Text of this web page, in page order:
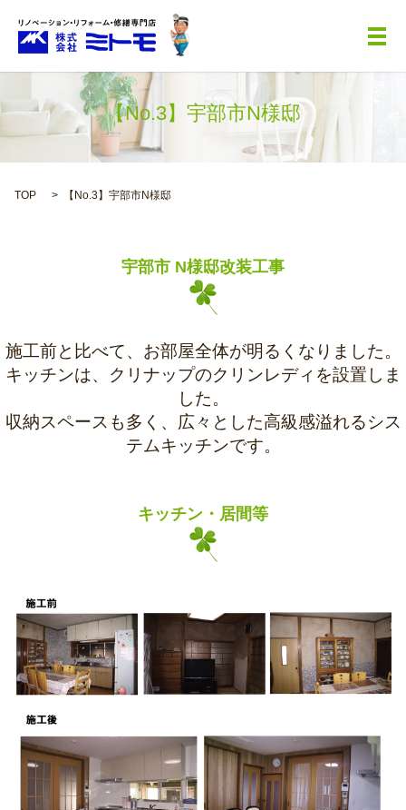
メ
【No.3】宇部市N様邸
TOP 【No.3】宇部市N様邸
宇部市 N様邸改装工事
施工前と比べて、お部屋全体が明るくなりました。
キッチンは、クリナップのクリンレディを設置しま
した。
収納スペースも多く、広々とした高級感溢れるシス
テムキッチンです。
キッチン・居間等